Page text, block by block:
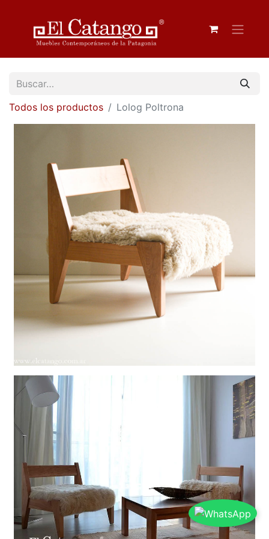
Todos los productos Lolog Poltrona